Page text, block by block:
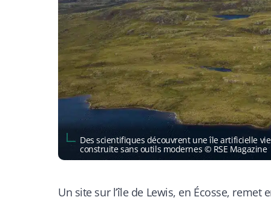
Des scientifiques découvrent une île artificielle
construite sans outils modernes © RSE Magazine
Un site sur l’île de Lewis, en Écosse, remet